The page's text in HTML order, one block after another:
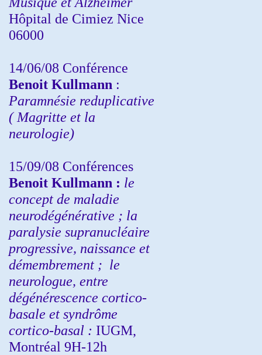
Hôpital de Cimiez Nice
06000
14/06/08 Conférence
Benoit Kullmann :
Paramnésie reduplicative
( Magritte et la
neurologie)
15/09/08 Conférences
Benoit Kullmann : le
concept de maladie
neurodégénérative ; la
paralysie supranucléaire
progressive, naissance et
démembrement ; le
neurologue, entre
dégénérescence cortico-
basale et syndrôme
cortico-basal : IUGM,
Montréal 9H-12h